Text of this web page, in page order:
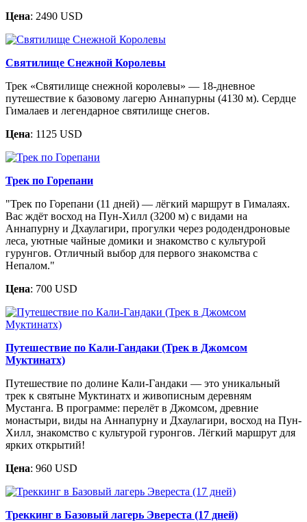
Цена: 2490 USD
Святилище Снежной Королевы
Трек «Святилище снежной королевы» — 18-дневное
путешествие к базовому лагерю Аннапурны (4130 м). Сердце
Гималаев и легендарное святилище снегов.
Цена: 1125 USD
Трек по Горепани
"Трек по Горепани (11 дней) — лёгкий маршрут в Гималаях.
Вас ждёт восход на Пун-Хилл (3200 м) с видами на
Аннапурну и Дхаулагири, прогулки через рододендроновые
леса, уютные чайные домики и знакомство с культурой
гурунгов. Отличный выбор для первого знакомства с
Непалом."
Цена: 700 USD
Путешествие по Кали-Гандаки (Трек в Джомсом
Муктинатх)
Путешествие по долине Кали-Гандаки — это уникальный
трек к святыне Муктинатх и живописным деревням
Мустанга. В программе: перелёт в Джомсом, древние
монастыри, виды на Аннапурну и Дхаулагири, восход на Пун-
Хилл, знакомство с культурой гуронгов. Лёгкий маршрут для
ярких открытий!
Цена: 960 USD
Треккинг в Базовый лагерь Эвереста (17 дней)